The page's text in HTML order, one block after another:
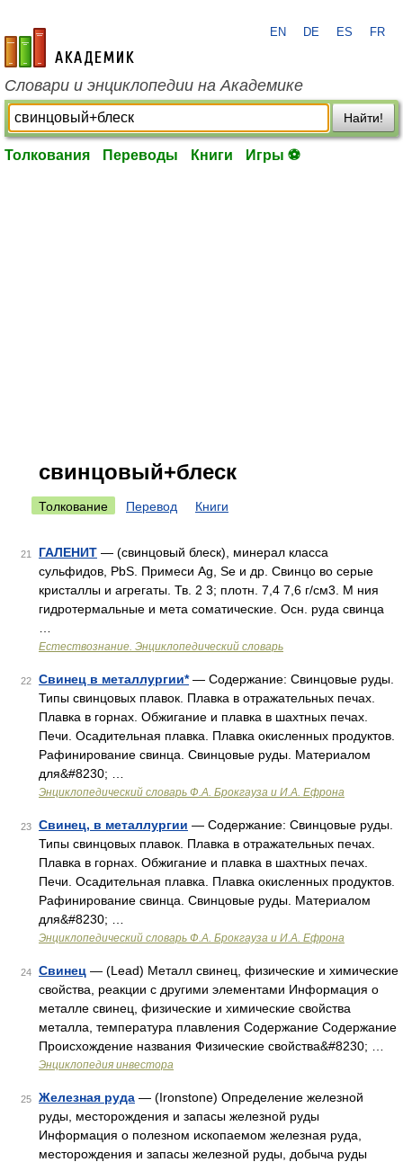
academic.ru
EN DE ES FR
Словари и энциклопедии на Академике
Найти!
Толкования Переводы Книги Игры ⚽
свинцовый+блеск
Толкование Перевод Книги
21 ГАЛЕНИТ — (свинцовый блеск), минерал класса
сульфидов, PbS. Примеси Ag, Se и др. Свинцо во серые
кристаллы и агрегаты. Тв. 2 3; плотн. 7,4 7,6 г/см3. М ния
гидротермальные и мета соматические. Осн. руда свинца
Естествознание. Энциклопедический словарь
22 Свинец в металлургии*— Содержание: Свинцовые руды.
Типы свинцовых плавок. Плавка в отражательных печах.
Плавка в горнах. Обжигание и плавка в шахтных печах.
Печи. Осадительная плавка. Плавка окисленных продуктов.
Рафинирование свинца. Свинцовые руды. Материалом
для&#8230; …
Энциклопедический словарь Ф.А. Брокгауза и И.А. Ефрона
23 Свинец, в металлургии — Содержание: Свинцовые руды.
Типы свинцовых плавок. Плавка в отражательных печах.
Плавка в горнах. Обжигание и плавка в шахтных печах.
Печи. Осадительная плавка. Плавка окисленных продуктов.
Рафинирование свинца. Свинцовые руды. Материалом
для&#8230; …
Энциклопедический словарь Ф.А. Брокгауза и И.А. Ефрона
24 Свинец — (Lead) Металл свинец, физические и химические
свойства, реакции с другими элементами Информация о
металле свинец, физические и химические свойства
металла, температура плавления Содержание Содержание
Происхождение названия Физические свойства&#8230; …
Энциклопедия инвестора
25 Железная руда — (Ironstone) Определение железной
руды, месторождения и запасы железной руды
Информация о полезном ископаемом железная руда,
месторождения и запасы железной руды, добыча руды